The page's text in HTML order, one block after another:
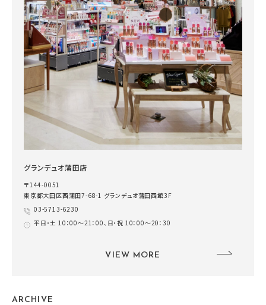
グランデュオ蒲田店
〒144-0051
東京都大田区西蒲田7-68-1 グランデュオ蒲田西館3F
03-5713-6230
平日・土 10：00～21：00、日・祝 10：00～20：30
VIEW MORE
ARCHIVE